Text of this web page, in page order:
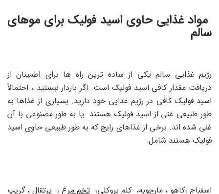
مواد غذایی حاوی اسید فولیک برای موهای
سالم
رژیم غذایی سالم یکی از ساده ترین راه ها برای اطمینان از
دریافت مقدار کافی اسید فولیک است. اگر باردار نیستید ، احتمالاً
اسید فولیک کافی در رژیم غذایی خود دارید. بسیاری از غذاها به
طور طبیعی غنی از اسید فولیک هستند یا به طور مصنوعی با آن
غنی شده اند. برخی از غذاهای رایج که به طور طبیعی حاوی اسید
فولیک هستند شامل:
اسفناج ،کاهو ، مارچوبه، کلم بروکلی، تخم مرغ ، پرتقال ، گریپ